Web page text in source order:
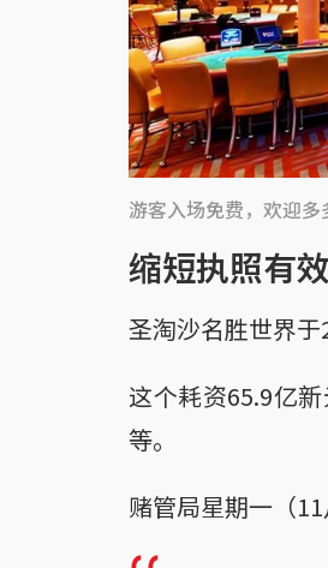
游客入场免费，欢迎多
缩短执照有
圣淘沙名胜世界于
这个耗资65.9亿
等。
赌管局星期一（